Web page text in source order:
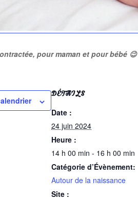
pour maman et pour bébé 😉
DÉTAILS
Date :
24 juin 2024
Heure :
14 h 00 min - 16 h 00 min
Catégorie d’Évènement:
Autour de la naissance
Site :